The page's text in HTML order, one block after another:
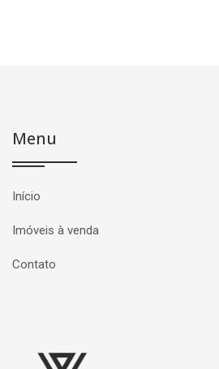
Menu
Início
Imóveis à venda
Contato